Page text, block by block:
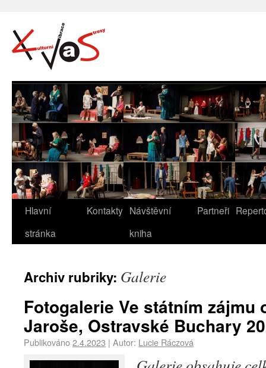
Hlavní
stránka
Kontakty Návštěvní
kniha
Partneři
Archiv rubriky: Galerie
Fotogalerie Ve státním zájmu
Jaroše, Ostravské Buchary
Publikováno2.4.2023 | Autor: Lucie Ráczová